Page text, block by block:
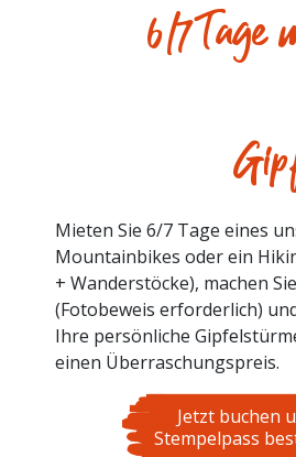
6/7 Tage
Mieten Sie 6/7 Tage eines
Mountainbikes oder ein
+ Wanderstöcke), machen
(Fotobeweis erforderlich)
Ihre persönliche
einen Überraschungspreis.
Jetzt buchen
Stempelpass